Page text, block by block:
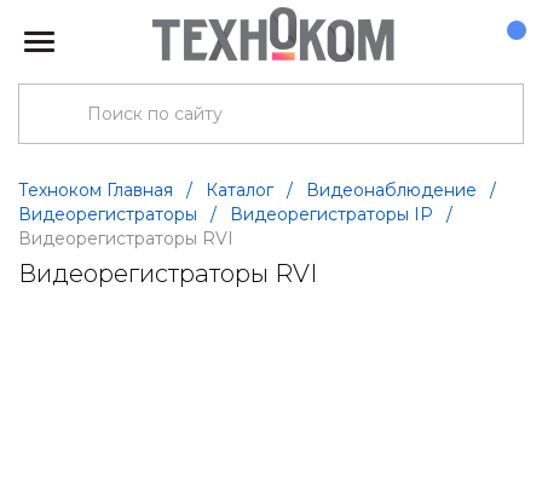
Техноком Главная / Каталог / Видеонаблюдение
/
Видеорегистраторы
/ Видеорегистраторы IP
/
Видеорегистраторы RVI
Видеорегистраторы RVI